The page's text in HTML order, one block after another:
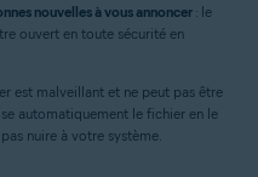
nouvelles à vous annoncer : le
ouvert en toute sécurité en
est malveillant et ne peut pas être
automatiquement le fichier en le
nuire à votre système.